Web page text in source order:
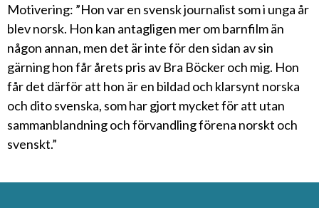
Motivering: ”Hon var en svensk journalist som i unga år
blev norsk. Hon kan antagligen mer om barnfilm än
någon annan, men det är inte för den sidan av sin
gärning hon får årets pris av Bra Böcker och mig. Hon
får det därför att hon är en bildad och klarsynt norska
och dito svenska, som har gjort mycket för att utan
sammanblandning och förvandling förena norskt och
svenskt.”